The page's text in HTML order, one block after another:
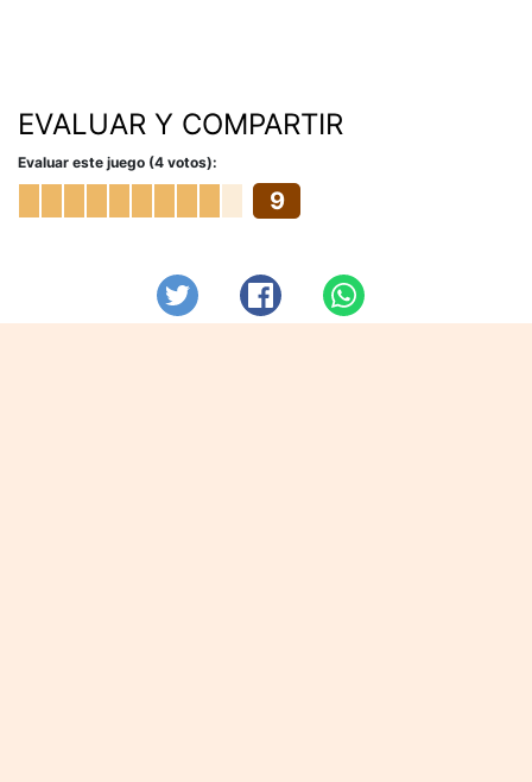
EVALUAR Y COMPARTIR
Evaluar este juego (4 votos):
9